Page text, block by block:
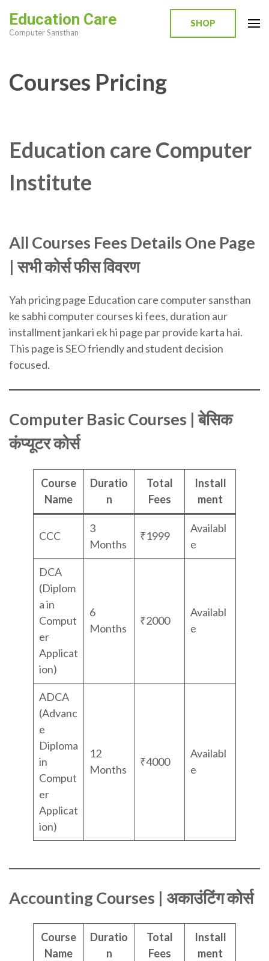
content
Enter)
Education Care
Computer Sansthan
SHOP
Courses Pricing
Education care Computer
Institute
All Courses Fees Details One Page
| सभी कोर्स फीस विवरण
Yah pricing page Education care computer sansthan
ke sabhi computer courses ki fees, duration aur
installment jankari ek hi page par provide karta hai.
This page is SEO friendly and student decision
focused.
Computer Basic Courses | बेसिक
कंप्यूटर कोर्स
Course
Name
Duratio
n
Total
Fees
Install
ment
CCC
3
Months
₹1999
Availabl
e
DCA
(Diplom
a in
Comput
er
Applicat
ion)
6
Months
₹2000
Availabl
e
ADCA
(Advanc
e
Diploma
in
Comput
er
Applicat
ion)
12
Months
₹4000
Availabl
e
Accounting Courses | अकाउंटिंग कोर्स
Course
Name
Duratio
n
Total
Fees
Install
ment